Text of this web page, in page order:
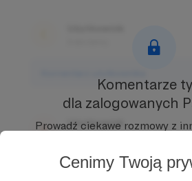
Cenimy Twoją
Użytkownik
Komentarz użytkownika
Komentarze
dla zalogowanych
Prowadź ciekawe rozmowy z